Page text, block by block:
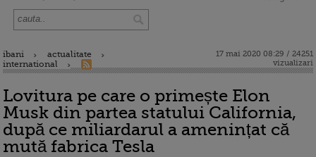
ibani
actualitate
international
17 mai 2020 08:29 / 24251
vizualizari
Lovitura pe care o primește Elon
Musk din partea statului California,
după ce miliardarul a amenințat că
mută fabrica Tesla